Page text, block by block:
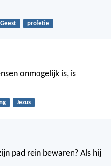
Geest profetie
onmogelijk is, is
Jezus
pad rein bewaren? Als hij